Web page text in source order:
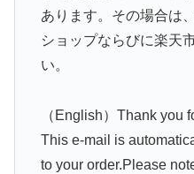
あります。その場合は
ショップならびに楽天
い。
（English）Thank you
This e-mail is
to your order.Please